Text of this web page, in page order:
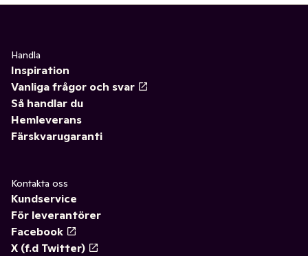
Handla
Inspiration
Vanliga frågor och svar
Så handlar du
Hemleverans
Färskvarugaranti
Kontakta oss
Kundservice
För leverantörer
Facebook
X (f.d Twitter)